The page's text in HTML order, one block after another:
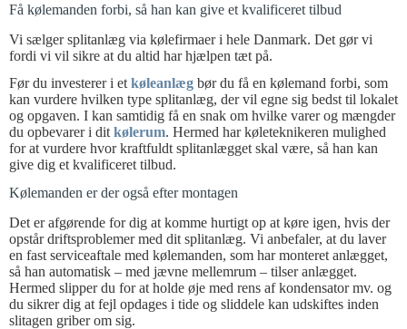
Få kølemanden forbi, så han kan give et kvalificeret tilbud
Vi sælger splitanlæg via kølefirmaer i hele Danmark. Det gør vi
fordi vi vil sikre at du altid har hjælpen tæt på.
Før du investerer i et køleanlæg bør du få en kølemand forbi, som
kan vurdere hvilken type splitanlæg, der vil egne sig bedst til lokalet
og opgaven. I kan samtidig få en snak om hvilke varer og mængder
du opbevarer i dit kølerum. Hermed har køleteknikeren mulighed
for at vurdere hvor kraftfuldt splitanlægget skal være, så han kan
give dig et kvalificeret tilbud.
Kølemanden er der også efter montagen
Det er afgørende for dig at komme hurtigt op at køre igen, hvis der
opstår driftsproblemer med dit splitanlæg. Vi anbefaler, at du laver
en fast serviceaftale med kølemanden, som har monteret anlægget,
så han automatisk – med jævne mellemrum – tilser anlægget.
Hermed slipper du for at holde øje med rens af kondensator mv. og
du sikrer dig at fejl opdages i tide og sliddele kan udskiftes inden
slitagen griber om sig.